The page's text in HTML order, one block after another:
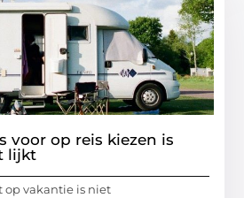
voor op reis kiezen is
lijkt
op vakantie is niet